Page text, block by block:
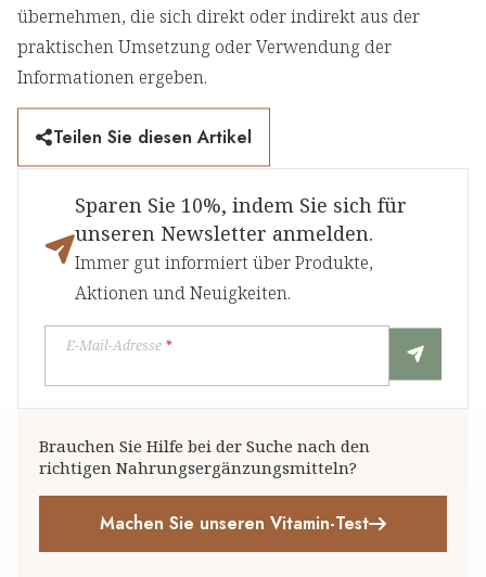
übernehmen, die sich direkt oder indirekt aus der
praktischen Umsetzung oder Verwendung der
Informationen ergeben.
Teilen Sie diesen Artikel
Sparen Sie 10%, indem Sie sich für
unseren Newsletter anmelden.
Immer gut informiert über Produkte,
Aktionen und Neuigkeiten.
E-Mail-Adresse *
Brauchen Sie Hilfe bei der Suche nach den
richtigen Nahrungsergänzungsmitteln?
Machen Sie unseren Vitamin-Test